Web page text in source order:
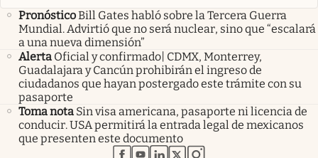
PronósticoBill Gates habló sobre la Tercera Guerra
Mundial. Advirtió que no será nuclear, sino que “escalará
a una nueva dimensión”
Alerta Oficial y confirmado| CDMX, Monterrey,
Guadalajara y Cancún prohibirán el ingreso de
ciudadanos que hayan postergado este trámite con su
pasaporte
Toma nota Sin visa americana, pasaporte ni licencia de
conducir. USA permitirá la entrada legal de mexicanos
que presenten este documento
abre en nueva pestaña
abre en nueva pestaña
abre en nueva pestaña
abre en nueva pestaña
abre en nueva pestaña